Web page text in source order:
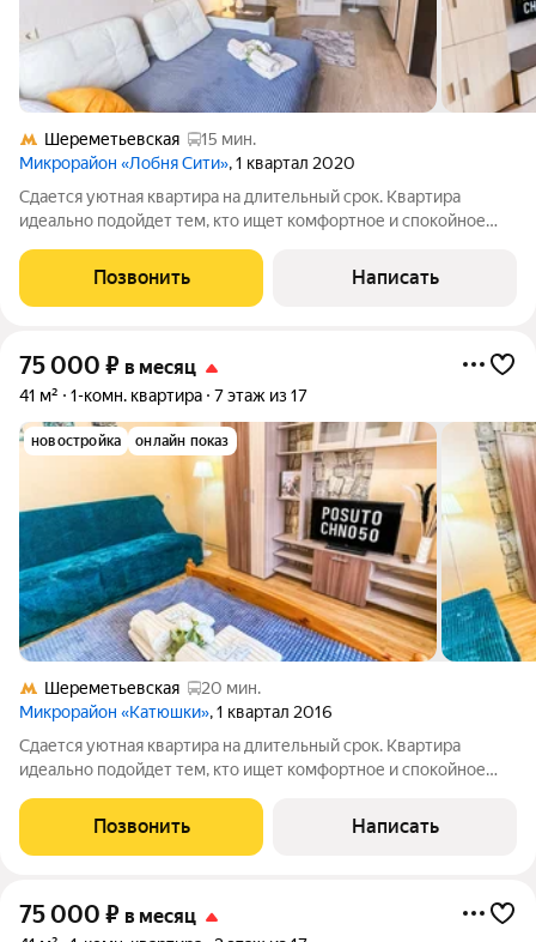
Шереметьевская
15 мин.
Микрорайон «Лобня Сити», 1 квартал 2020
Сдается уютная квартира на длительный срок. Квартира
идеально подойдет тем, кто ищет комфортное и спокойное
полностью готово к заселению. Здесь приятно жить как
одному человеку, так и семье. В
Позвонить Написать
75 000 ₽ в месяц
41 м² 1-комн. квартира 7 этаж из 17
новостройка онлайн показ
Шереметьевская
20 мин.
Микрорайон «Катюшки», 1 квартал 2016
Сдается уютная квартира на длительный срок. Квартира
идеально подойдет тем, кто ищет комфортное и спокойное
полностью готово к заселению. Здесь приятно жить как
одному человеку, так и семье. В
Позвонить Написать
75 000 ₽ в месяц